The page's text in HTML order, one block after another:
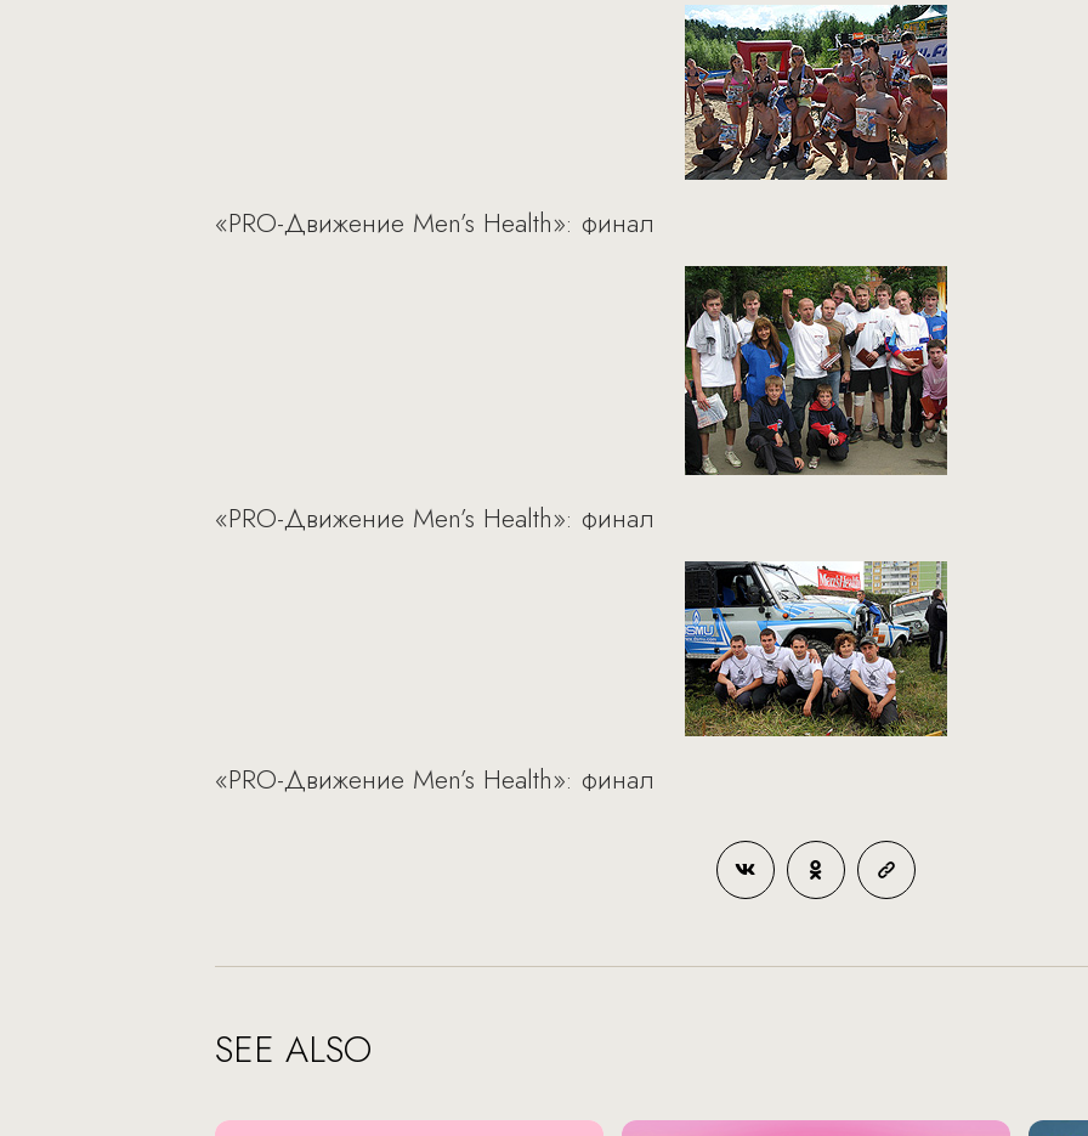
«PRO-Движение Men’s Health»: финал
«PRO-Движение Men’s Health»: финал
«PRO-Движение Men’s Health»: финал
SEE ALSO